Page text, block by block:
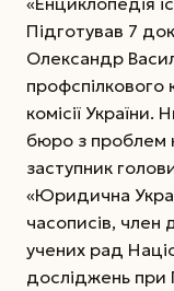
Підготував 7
Олександр
профспілкового
комісії
бюро з проблем
заступник
«Юридична
часописів, член
учених рад
досліджень при